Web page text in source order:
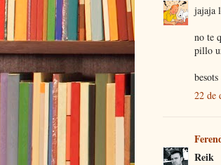
jajaja
no te
pillo
besots
22 de
Reik